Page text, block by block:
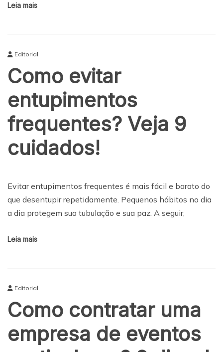
Leia mais
Editorial
Como evitar
entupimentos
frequentes? Veja 9
cuidados!
Evitar entupimentos frequentes é mais fácil e barato do
que desentupir repetidamente. Pequenos hábitos no dia
a dia protegem sua tubulação e sua paz. A seguir,
Leia mais
Editorial
Como contratar uma
empresa de eventos